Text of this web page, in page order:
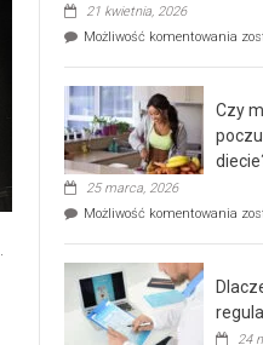
21 kwietnia, 2026
Możliwość komentowania
w
już
Czy
25 marca, 2026
Możliwość komentowania Czy
że
24